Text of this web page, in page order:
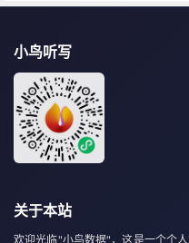
小鸟听写
关于本站
欢迎光临"小鸟数据"，这是一个个